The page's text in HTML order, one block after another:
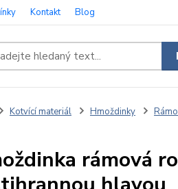
Kontakt Blog
Kotvící materiál Hmoždinky
rámová